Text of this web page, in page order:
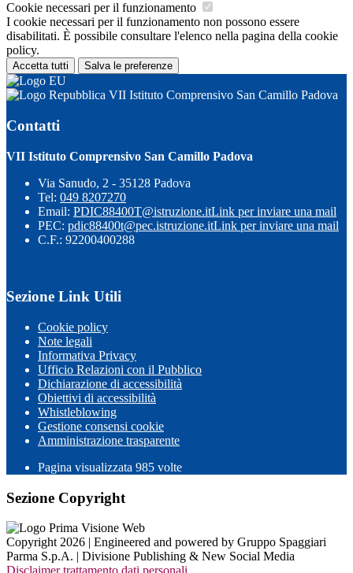
Cookie necessari per il funzionamento
I cookie necessari per il funzionamento non possono essere
disabilitati. È possibile consultare l'elenco nella pagina della cookie
policy.
Accetta tutti Salva le preferenze
VII Istituto Comprensivo San Camillo Padova
Contatti
VII Istituto Comprensivo San Camillo Padova
Via Sanudo, 2 - 35128 Padova
Tel: 049 8207270
Email: PDIC88400T@istruzione.itLink per inviare una mail
PEC: pdic88400t@pec.istruzione.itLink per inviare una mail
C.F.: 92200400288
Sezione Link Utili
Cookie policy
Note legali
Informativa Privacy
Ufficio Relazioni con il Pubblico
Dichiarazione di accessibilità
Obiettivi di accessibilità
Whistleblowing
Gestione consensi cookie
Amministrazione trasparente
Pagina visualizzata 985 volte
Sezione Copyright
Copyright 2026 | Engineered and powered by Gruppo Spaggiari
Parma S.p.A. | Divisione Publishing & New Social Media